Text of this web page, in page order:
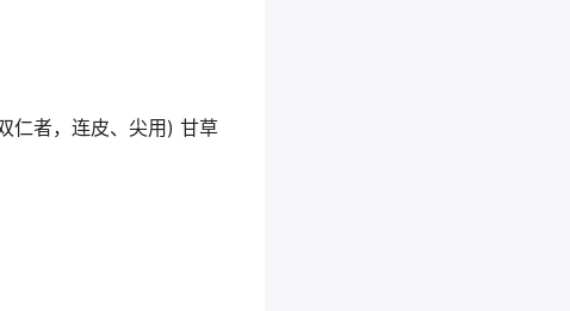
仁者，连皮、尖用) 甘草